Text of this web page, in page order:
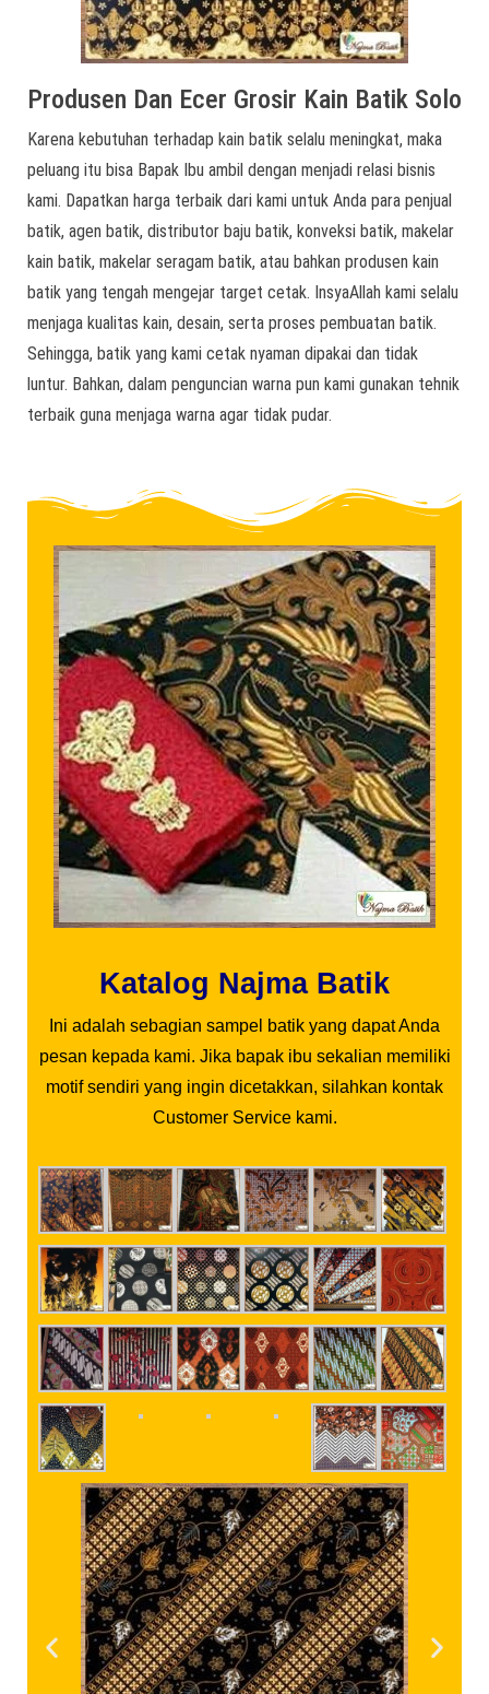
Produsen Dan Ecer Grosir Kain Batik Solo
Karena kebutuhan terhadap kain batik selalu meningkat, maka
peluang itu bisa Bapak Ibu ambil dengan menjadi relasi bisnis
kami. Dapatkan harga terbaik dari kami untuk Anda para penjual
batik, agen batik, distributor baju batik, konveksi batik, makelar
kain batik, makelar seragam batik, atau bahkan produsen kain
batik yang tengah mengejar target cetak. InsyaAllah kami selalu
menjaga kualitas kain, desain, serta proses pembuatan batik.
Sehingga, batik yang kami cetak nyaman dipakai dan tidak
luntur. Bahkan, dalam penguncian warna pun kami gunakan tehnik
terbaik guna menjaga warna agar tidak pudar.
Katalog Najma Batik
Ini adalah sebagian sampel batik yang dapat Anda
pesan kepada kami. Jika bapak ibu sekalian memiliki
motif sendiri yang ingin dicetakkan, silahkan kontak
Customer Service kami.